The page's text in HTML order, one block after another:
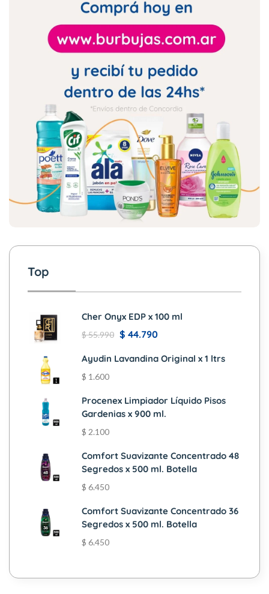
Top
Cher Onyx EDP x 100 ml
$55.990 $ 44.790
Ayudin Lavandina Original x 1 ltrs
$ 1.600
Procenex Limpiador Líquido Pisos
Gardenias x 900 ml.
$ 2.100
Comfort Suavizante Concentrado 48
Segredos x 500 ml. Botella
$ 6.450
Comfort Suavizante Concentrado 36
Segredos x 500 ml. Botella
$ 6.450